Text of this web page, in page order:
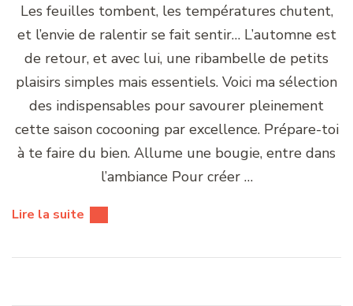
Les feuilles tombent, les températures chutent,
et l’envie de ralentir se fait sentir… L’automne est
de retour, et avec lui, une ribambelle de petits
plaisirs simples mais essentiels. Voici ma sélection
des indispensables pour savourer pleinement
cette saison cocooning par excellence. Prépare-toi
à te faire du bien. Allume une bougie, entre dans
l’ambiance Pour créer …
Lire la suite